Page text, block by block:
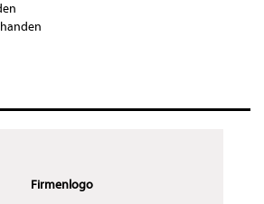
Firmenlogo